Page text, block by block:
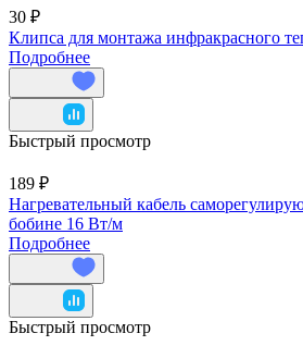
30 ₽
Клипса для монтажа инфракрасного
Подробнее
Быстрый просмотр
189 ₽
Нагревательный кабель
бобине 16 Вт/м
Подробнее
Быстрый просмотр